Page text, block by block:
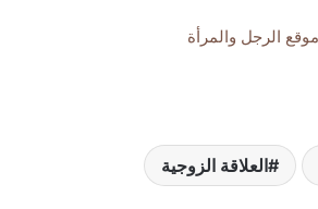
موقع الرجل والمرأة
العلاقة الزوجية